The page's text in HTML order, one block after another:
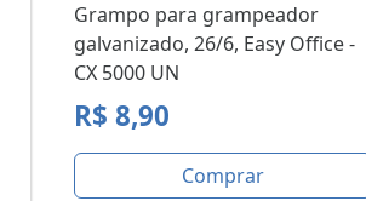
Grampo para grampeador
galvanizado, 26/6, Easy Office -
CX 5000 UN
R$ 8,90
Comprar